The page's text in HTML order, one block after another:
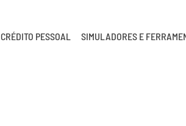
CRÉDITO PESSOAL SIMULADORES E